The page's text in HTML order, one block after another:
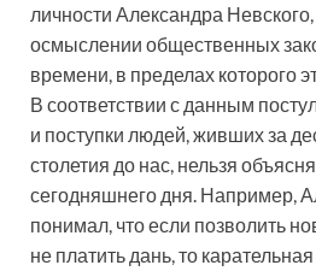
личности Александра
осмыслении общественных
времени, в пределах которого
В соответствии с данным
и поступки людей, живших за
столетия до нас, нельзя
сегодняшнего дня. Например,
понимал, что если позволить
не платить дань, то